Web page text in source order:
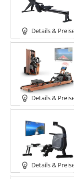
Details & Preise
Details & Preise
Details & Preise